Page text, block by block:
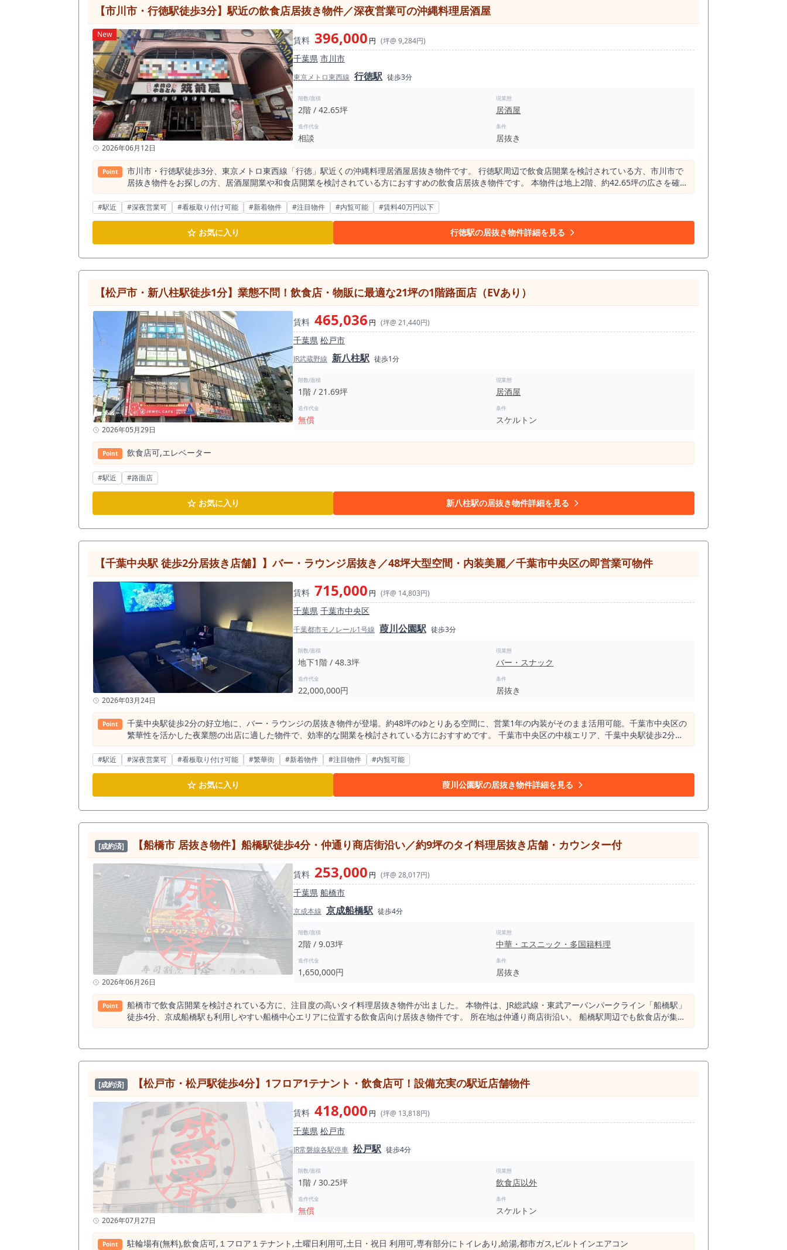
計画が出店可否や工事費用に大きく影響します。 既存の排気設備を活用できる場合、出店計画を立てやすくなる可能性があります。 ただし、ダクト・
排気設備・厨房機器・空調・給排水・電気・ガス容量等の状態や使用可否については、内見時および専門業者による確認が必要です。 1階路面店舗であ
るため、店頭看板、暖簾、メニュー掲出、営業時間案内、外観演出などにより、通行人へ店舗の存在を伝えやすい点も魅力です。 ラーメン業態は、店頭
でメニューの特徴や価格帯が伝わりやすい業態であり、駅近路面の視認性を活かした集客設計を検討できます。 ランチタイムの会社員・学生・買い物
客、夜の駅利用者、近隣住民の夕食需要など、時間帯ごとに異なる来店層を想定できます。 閉店理由は人員不足とされており、営業不振を理由とした撤
退とは異なる可能性があります。 もちろん、実際の売上状況や営業実績については別途確認が必要ですが、立地や内装、設備内容を見たうえで、既存店
舗の条件を活かせるかどうかを判断したい物件です。 一方で、出店にあたっては初期費用全体の確認が重要です。 内装美麗で設備内容が整っている物
件であっても、造作譲渡金、保証金、礼金、企画料、不動産手数料、再契約料、再契約事務手数料、保証会社費用、火災保険料、追加工事費用などを含
めた資金計画を事前に整理する必要があります。 既存設備をどこまで活用できるかによって、開業時の追加投資額は変わるため、内見時には厨房設備、
客席配置、排気、給排水、空調、電気・ガス容量を必ずご確認ください。 業態業種制限として、風俗系、ガールズバー、赤ちょうちん系は不可となりま
す。 また、臭い・煙の強い業態は相談となるため、ラーメン業態以外で検討される場合も、希望業態を事前に確認する必要があります。 営業時間につ
いては23時半閉店、24時退店の制限がありますので、深夜営業を前提とする業態ではなく、ランチから夜営業までを中心とした営業計画が現実的です。
市川市で居抜き物件を探している方、JR市川駅周辺でラーメン店開業を検討している方、駅近1階路面の飲食店開業を目指している方には、一度現地をご
確認いただきたい物件です。 市川駅徒歩4分、1階路面、内装美麗、屋上ダクトありのラーメン居抜き。 写真や図面だけでは判断しきれない厨房動線、
設備状態、店舗前の視認性を、ぜひ内見でご確認ください。
【市川市・行徳駅徒歩3分】駅近の飲食店居抜き物件／深夜営業可の沖縄料理居酒屋
New
2026年06月12日
賃料 396,000 円 (坪@ 9,284円)
千葉県 市川市
東京メトロ東西線 行徳駅 徒歩3分
階数/面積
2階 / 42.65坪
現業態
居酒屋
造作代金
相談
条件
居抜き
Point
市川市・行徳駅徒歩3分、東京メトロ東西線「行徳」駅近くの沖縄料理居酒屋居抜き物件です。 行徳駅周辺で飲食店開業を検討されている方、市川市で
居抜き物件をお探しの方、居酒屋開業や和食店開業を検討されている方におすすめの飲食店居抜き物件です。 本物件は地上2階、約42.65坪の広さを確保
した居酒屋居抜き物件です。 2階区画ではありますが、行徳駅徒歩3分という駅近立地に加え、既存店舗の看板掲出が見込めるため、駅利用者や周辺住民
への認知を取りやすい店舗です。 行徳駅の1日平均乗降人員は約54,606人とされており、駅近エリアで日常的な飲食需要を狙える立地条件です。 現業態
は沖縄料理居酒屋で、店内は広めの客席を活かした居酒屋営業に向いた造りです。 約42.65坪の面積があるため、通常の居酒屋営業だけでなく、宴会需
要、団体利用、地域の会食需要、貸切利用なども検討しやすい物件です。 沖縄料理居酒屋はもちろん、和食居酒屋、海鮮居酒屋、創作料理店、大衆酒
場、焼鳥店、韓国料理店、中華料理店、定食業態など、幅広い飲食店開業で検討しやすい居抜き物件です。 特に注目したいポイントは、業態業種制限な
の厚いエリアです。 一方で飲食店数が多いエリアでもあるため、単純な居酒屋業態ではなく、沖縄料理、海鮮、郷土料理、宴会対応、深夜営業、地域密
着型の常連利用など、明確な店舗コンセプトを持つことで差別化しやすくなります。42.65坪の広さを活かし、客席数・宴会対応・貸切利用を組み込ん
だ営業設計がしやすい点も魅力です。 賃料は税込396,000円、坪単価は約9,284円。行徳駅徒歩3分の駅近立地で、40坪～の飲食店居抜き物件としては、
面積に対する賃料バランスを見ながら検討しやすい物件です。 保証金は5ヶ月、造作譲渡金は相談となっており、既存内装や厨房設備を活用できる場合
は、スケルトンからの出店と比較して開業コストや工事期間を抑えた出店計画を立てやすくなります。 市川市で飲食店居抜き物件をお探しの方、行徳駅
周辺で居酒屋開業を検討している方、駅近で深夜営業可能な飲食店物件を探している方には、ぜひ一度ご確認いただきたい物件です。行徳駅徒歩3分、
42.65坪、営業時間制限なし、業態制限なしという条件が揃った、居酒屋・和食店・沖縄料理店・宴会対応店舗に検討しやすい居抜き物件です。少しで
も気になる方は、お早めにお問い合わせください。
#駅近 #深夜営業可 #看板取り付け可能 #新着物件 #注目物件 #内覧可能 #賃料40万円以下
☆ お気に入り 行徳駅の居抜き物件詳細を見る
【松戸市・新八柱駅徒歩1分】業態不問！飲食店・物販に最適な21坪の1階路面店（EVあり）
2026年05月29日
賃料 465,036 円 (坪@ 21,440円)
千葉県 松戸市
JR武蔵野線 新八柱駅 徒歩1分
階数/面積
1階 / 21.69坪
現業態
居酒屋
造作代金
無償
条件
スケルトン
Point 飲⾷店可,エレベーター
#駅近 #路面店
☆ お気に入り 新八柱駅の居抜き物件詳細を見る
【千葉中央駅 徒歩2分居抜き店舗】】バー・ラウンジ居抜き／48坪大型空間・内装美麗／千葉市中央区の即営業可物件
2026年03月24日
賃料 715,000 円 (坪@ 14,803円)
千葉県 千葉市中央区
千葉都市モノレール1号線 葭川公園駅 徒歩3分
階数/面積
地下1階 / 48.3坪
現業態
バー・スナック
造作代金
22,000,000円
条件
居抜き
Point
千葉中央駅徒歩2分の好立地に、バー・ラウンジの居抜き物件が登場。約48坪のゆとりある空間に、営業1年の内装がそのまま活用可能。千葉市中央区の
繁華性を活かした夜業態の出店に適した物件で、効率的な開業を検討されている方におすすめです。 千葉市中央区の中核エリア、千葉中央駅徒歩2分と
いう優位性の高い立地に、バー・ラウンジの居抜き物件が募集開始となりました。 本物件は、京成千葉線・千原線の利用が可能な千葉中央駅から至近距
離に位置し、さらにJR千葉駅も徒歩圏内に収まることから、広域からの集客導線を確保できるポジションにあります。 千葉中央駅の1日平均乗降人員は
約20,353人。 加えて周辺は千葉市の中心市街地として、商業施設・飲食店が集積するエリアであり、 半径500m圏内には飲食店が571件、そのうちバー
業態だけでも161件存在しています。 この数字が示す通り、当該エリアは夜間需要が成立しているマーケットであり、 バー・ラウンジといった業態にお
いても継続的な集客が見込める環境です。 本物件の最大の特徴は、約48.3坪というゆとりある空間構成にあります。 個人開業のスモールスタート物件
と比較して、時間的・資金的な負担を軽減できる点は、 スピード重視の出店戦略において大きなメリットです。 地下1階という区画ではありますが、そ
の分、外部環境の影響を受けにくく、 落ち着いた空間演出や高付加価値型の営業スタイルとの親和性が高い点も見逃せません。 照明・音響・内装演出
によって世界観を作り込みやすく、差別化された店舗づくりを実現しやすい条件が整っています。 また、本物件は既にバー・ラウンジとして運営されて
いた実績があるため、 同業態での出店であれば、オペレーションイメージを持ちやすく、立ち上がりのスムーズさも期待できます。 既存市場の需要と
実績の両面から、再現性の高い出店が狙える点は、本物件の大きな魅力の一つです。 千葉エリアにおいて、駅近・一定規模・内装活用可能という条件が
揃った居抜き物件は、 流通量が限られており、検討段階で機会を逃すケースも少なくありません。 特に夜業態向けの物件は、タイミングとスピードが
重要となるため、情報取得後の動き出しが結果を左右します。 本物件のような約48坪規模のラウンジ・バー業態では、 席数・回転・単価設計により、
売上構築の自由度が高い点も特徴です。 例えば、 ・1組あたりの客単価 ・1日あたりの来店組数 ・週末と平日の稼働バランス などを調整することで、
安定した売上設計が可能となります。 特に当該エリアは夜間需要が成立している市場のため、 立地優位性を活かした営業戦略により、継続的な集客が
期待できます。 本物件は、 「千葉中央駅徒歩2分」 「約48坪のスケール」 「内装状態良好」 という、開業において重要な要素が揃った居抜き物件で
す。 同条件帯の物件は市場に出る頻度が高くないため、比較検討中に募集終了となるケースも想定されます。 まずは現地をご確認いただくことで、 ・
空間の広がり ・内装の状態 ・周辺導線 を具体的にイメージいただけます。 出店判断は現地確認後でも問題ございません。 機会損失を避けるためにも、
まずは一度お問い合わせのうえ、内見をご検討ください。 居抜き物件の本質は、単なるコスト比較ではなく、 「どれだけ早く・効率的に売上を立ち上
げられるか」にあります。 本物件は、 ・駅近立地 ・一定規模の空間 ・既存内装の活用 という条件が揃っており、初動の立ち上がりを重視する出店戦略
において検討価値のある内容となっています。 本物件のような条件が揃う居抜き物件は、 掲載後に複数検討が同時に進むケースも少なくありません。
特に、 「駅徒歩圏」 「一定規模」 「内装活用可能」 といった条件が重なる物件は、検討段階で募集終了となる可能性もございます。 現時点ではご紹介
可能な状況ですが、 タイミングによってはご案内が難しくなる場合もございます。 まずは情報収集の段階でも問題ございませんので、 ご興味をお持ち
#駅近 #深夜営業可 #看板取り付け可能 #繁華街 #新着物件 #注目物件 #内覧可能
☆ お気に入り 葭川公園駅の居抜き物件詳細を見る
[成約済] 【船橋市 居抜き物件】船橋駅徒歩4分・仲通り商店街沿い／約9坪のタイ料理居抜き店舗・カウンター付
2026年06月26日
賃料 253,000 円 (坪@ 28,017円)
千葉県 船橋市
京成本線 京成船橋駅 徒歩4分
階数/面積
2階 / 9.03坪
現業態
中華・エスニック・多国籍料理
造作代金
1,650,000円
条件
居抜き
Point
船橋市で飲食店開業を検討されている方に、注目度の高いタイ料理居抜き物件が出ました。 本物件は、JR総武線・東武アーバンパークライン「船橋駅」
徒歩4分、京成船橋駅も利用しやすい船橋中心エリアに位置する飲食店向け居抜き物件です。 所在地は仲通り商店街沿い。 船橋駅周辺でも飲食店が集ま
りやすく、ランチ、ディナー、仕事帰りの食事、買い物帰りの利用など、幅広い飲食需要が見込める立地です。 船橋駅は、JR線・東武線・京成線が交差
学生、乗り換え利用者など、多様な人流があります。 単なる住宅地型の飲食立地ではなく、昼夜を問わず飲食需要が発生しやすい商業性の高いエリアと
いえます。 本物件の大きな魅力は、約9坪というコンパクトな店舗サイズです。 大型店舗のように多人数のスタッフを抱える必要がなく、少人数営業や
個人開業、夫婦営業、既存店の小型出店にも検討しやすい面積帯です。 客席数を大きく取る店舗ではなく、商品力と回転率、リピーターづくりで勝負す
る業態に向いています。 カウンター付きのレイアウトであるため、オペレーションを組みやすく、ランチ需要と夜営業の両方を狙いやすい店舗です。
前業態はタイ料理店で、現況はタイ料理居抜きです。 内装状態も良好で、既存造作を活用した出店計画が立てやすい点も魅力です。 スケルトンから内
装を作り込む場合と比較して、初期投資や開業準備期間を抑えやすい可能性があります。 タイ料理、ベトナム料理、アジアン料理、スパイス料理、カレ
ー、バル、ワイン酒場、カウンター中心の小型レストランなど、既存の雰囲気を活かせる業態との相性が良い物件です。 船橋駅半径500m圏内には飲食
店が約768軒あり、非常に飲食需要の厚いマーケットです。 一方で、タイ料理店はその中で約5軒にとどまっており、飲食店全体の集積に対してタイ料
理業態の競合は限定的です。 これは本物件にとって大きなポイントです。 船橋駅周辺のように飲食店が多いエリアでは、単に「飲食店を出す」だけで
は差別化が難しくなりますが、タイ料理やアジアン業態のように業態の個性を打ち出せる店舗は、一定の認知を取りやすい可能性があります。 また、仲
通り商店街沿いという立地も見逃せません。 駅からの導線上にあり、周辺には飲食店や商業施設が集積しています。 通行人の視認性を活かしながら、
ランチ利用、仕事帰りの食事、少人数飲み、週末利用など、複数の需要を取り込めるポジションです。 約9坪の小型店舗であるため、大人数宴会を狙う
よりも、少人数客、常連客、近隣ワーカー、駅利用者を丁寧に取り込む運営が適しています。 賃料は25.3万円。船橋駅徒歩4分、仲通り商店街沿い、内
装状態良好な居抜き物件としては、立地と店舗サイズのバランスを見ながら検討したい条件です。 小型店舗のため、席数や客単価、回転率、営業時間を
事前にシミュレーションしやすく、無理に大箱で勝負するよりも、コンセプトを絞った出店計画を立てやすい点が特徴です。 なお、業態業種制限とし
て、焼肉・ラーメン等は不可、その他重飲食は要相談、カラオケ不可となっています。 また、営業時間については23時ラストオーダー、24時閉店の制
限があります。 そのため、深夜営業を前提とした業態よりも、ランチからディナー、早めの夜営業で売上を組み立てる飲食業態に向いています。 タイ
[成約済] 【松戸市・松戸駅徒歩4分】1フロア1テナント・飲食店可！設備充実の駅近店舗物件
2026年07月27日
賃料 418,000 円 (坪@ 13,818円)
千葉県 松戸市
JR常磐線各駅停車 松戸駅 徒歩4分
階数/面積
1階 / 30.25坪
現業態
飲食店以外
造作代金
無償
条件
スケルトン
Point 駐輪場有(無料),飲⾷店可,１フロア１テナント,⼟曜⽇利⽤可,⼟⽇・祝⽇ 利⽤可,専有部分にトイレあり,給湯,都市ガス,ビルトインエアコン